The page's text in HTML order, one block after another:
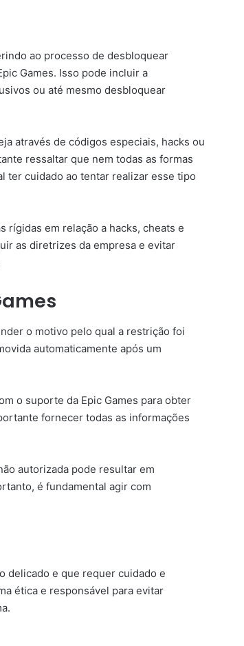
ao processo de desbloquear
Games. Isso pode incluir a
ou até mesmo desbloquear
através de códigos especiais, hacks ou
ressaltar que nem todas as formas
ter cuidado ao tentar realizar esse tipo
rígidas em relação a hacks, cheats e
as diretrizes da empresa e evitar
o motivo pelo qual a restrição foi
automaticamente após um
o suporte da Epic Games para obter
fornecer todas as informações
autorizada pode resultar em
é fundamental agir com
delicado e que requer cuidado e
ética e responsável para evitar